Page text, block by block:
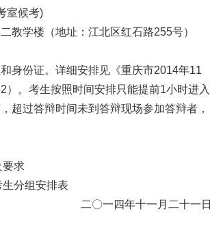
室候考)
教学楼（地址：江北区红石路255号）
身份证。详细安排见《重庆市2014年11
2）。考生按照时间安排只能提前1小时进入
超过答辩时间未到答辩现场参加答辩者，
要求
分组安排表
二〇一四年十一月二十一日